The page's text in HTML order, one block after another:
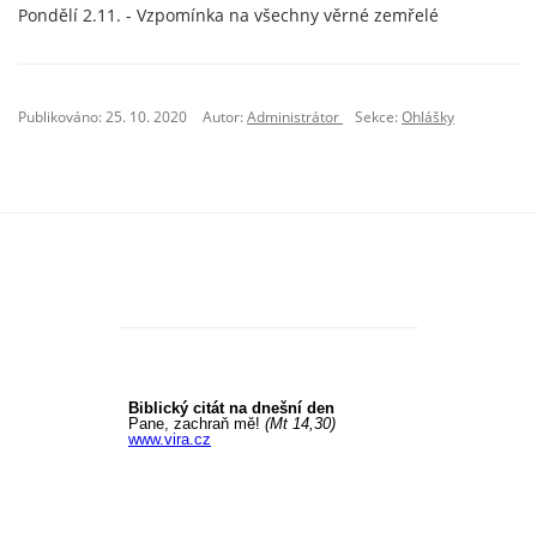
Pondělí 2.11. - Vzpomínka na všechny věrné zemřelé
Publikováno: 25. 10. 2020 Autor:Administrátor Sekce:Ohlášky